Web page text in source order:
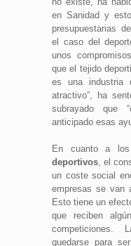
en Sanidad y
presupuestarias
el caso del
unos
que el tejido
es una industria
atractivo”, ha
subrayado que
anticipado esas
En cuanto a
deportivos , el
un coste social
empresas se van
Esto tiene un
que reciben
competiciones.
quedarse para